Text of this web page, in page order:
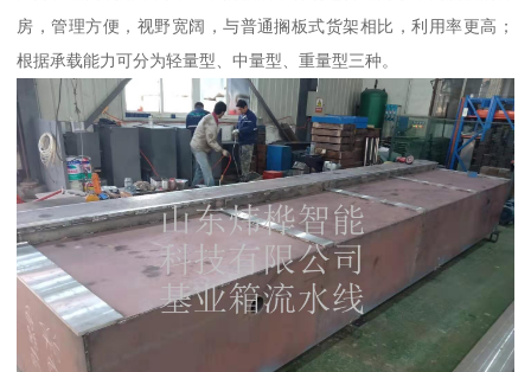
房，管理方便，视野宽阔，与普通搁板式货架相比，利用率更高；
根据承载能力可分为轻量型、中量型、重量型三种。